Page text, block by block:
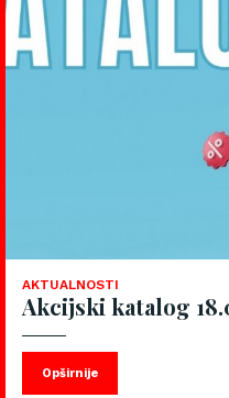
AKTUALNOSTI
Akcijski katalog
Opširnije